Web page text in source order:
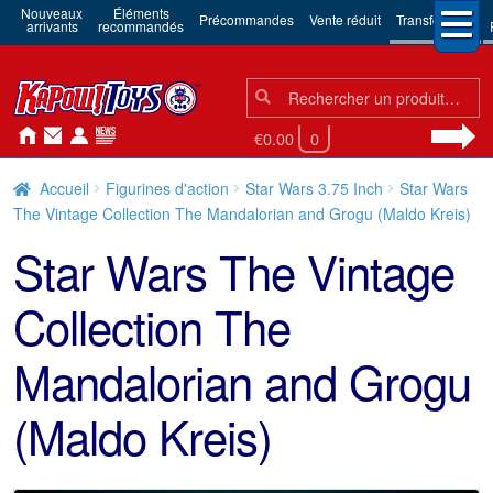
Nouveaux
arrivants
Éléments
recommandés Précommandes Vente réduit Transformers
Chercher:
Chercher
€0.00 0
Accueil Figurines d'action Star Wars 3.75 Inch
Star Wars
The Vintage Collection The Mandalorian and Grogu (Maldo Kreis)
Star Wars The Vintage
Collection The
Mandalorian and Grogu
(Maldo Kreis)